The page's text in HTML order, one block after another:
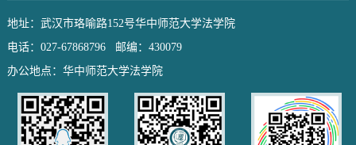
地址：武汉市珞喻路152号华中师范大学法学院
电话：027-67868796 邮编：430079
办公地点：华中师范大学法学院